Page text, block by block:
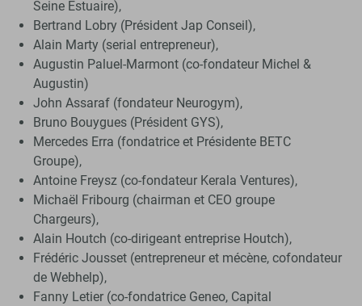
Seine Estuaire),
Bertrand Lobry (Président Jap Conseil),
Alain Marty (serial entrepreneur),
Augustin Paluel-Marmont (co-fondateur Michel &
Augustin)
John Assaraf (fondateur Neurogym),
Bruno Bouygues (Président GYS),
Mercedes Erra (fondatrice et Présidente BETC
Groupe),
Antoine Freysz (co-fondateur Kerala Ventures),
Michaël Fribourg (chairman et CEO groupe
Chargeurs),
Alain Houtch (co-dirigeant entreprise Houtch),
Frédéric Jousset (entrepreneur et mécène, cofondateur
de Webhelp),
Fanny Letier (co-fondatrice Geneo, Capital